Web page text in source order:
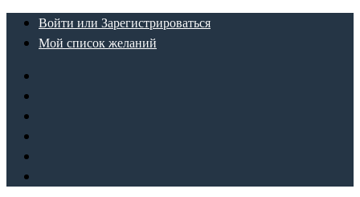
ПерейтиВойти или Зарегистрироваться
Мой список желаний